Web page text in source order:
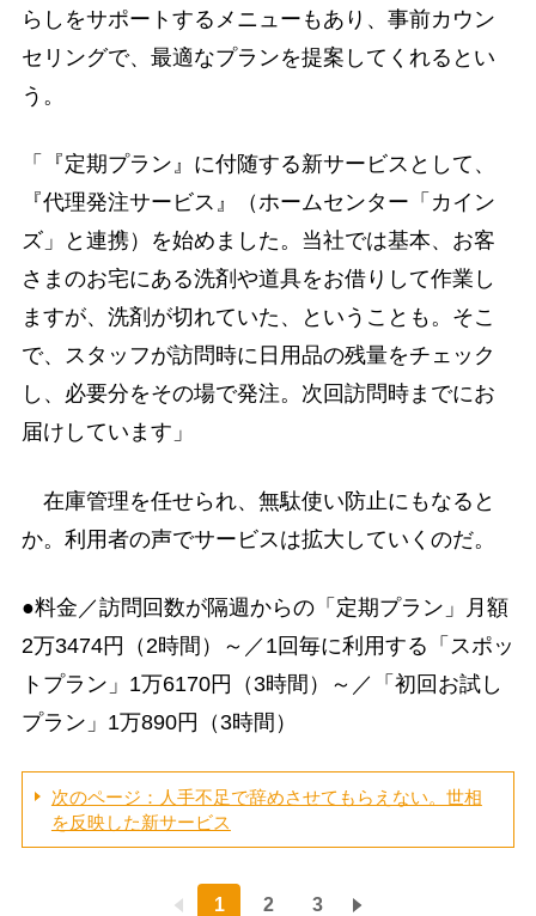
らしをサポートするメニューもあり、事前カウン
セリングで、最適なプランを提案してくれるとい
う。
「『定期プラン』に付随する新サービスとして、
『代理発注サービス』（ホームセンター「カイン
ズ」と連携）を始めました。当社では基本、お客
さまのお宅にある洗剤や道具をお借りして作業し
ますが、洗剤が切れていた、ということも。そこ
で、スタッフが訪問時に日用品の残量をチェック
し、必要分をその場で発注。次回訪問時までにお
届けしています」
在庫管理を任せられ、無駄使い防止にもなると
か。利用者の声でサービスは拡大していくのだ。
●料金／訪問回数が隔週からの「定期プラン」月額
2万3474円（2時間）～／1回毎に利用する「スポッ
トプラン」1万6170円（3時間）～／「初回お試し
プラン」1万890円（3時間）
次のページ：人手不足で辞めさせてもらえない。世相
を反映した新サービス
1 2 3